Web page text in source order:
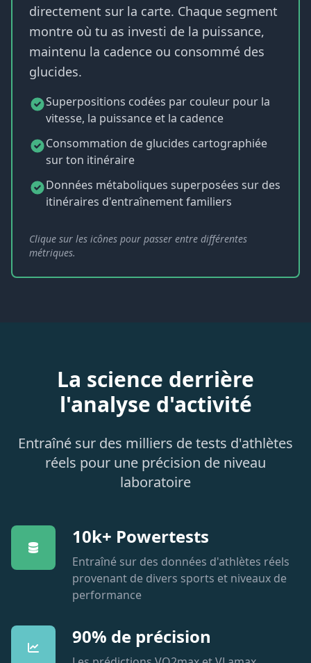
directement sur la carte. Chaque segment
montre où tu as investi de la puissance,
maintenu la cadence ou consommé des
glucides.
Superpositions codées par couleur pour la
vitesse, la puissance et la cadence
Consommation de glucides cartographiée
sur ton itinéraire
Données métaboliques superposées sur des
itinéraires d'entraînement familiers
Clique sur les icônes pour passer entre différentes
métriques.
La science derrière
l'analyse d'activité
Entraîné sur des milliers de tests d'athlètes
réels pour une précision de niveau
laboratoire
10k+ Powertests
Entraîné sur des données d'athlètes réels
provenant de divers sports et niveaux de
performance
90% de précision